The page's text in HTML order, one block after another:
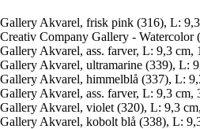
Gallery Akvarel, frisk pink (316), L:
Creativ Company Gallery - Watercolor
Gallery Akvarel, ass. farver, L: 9,3 cm,
Gallery Akvarel, ultramarine (339), L:
Gallery Akvarel, himmelblå (337), L:
Gallery Akvarel, ass. farver, L: 9,3 cm,
Gallery Akvarel, violet (320), L: 9,3
Gallery Akvarel, kobolt blå (338), L: